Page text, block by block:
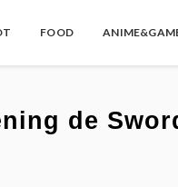
FOOD
de